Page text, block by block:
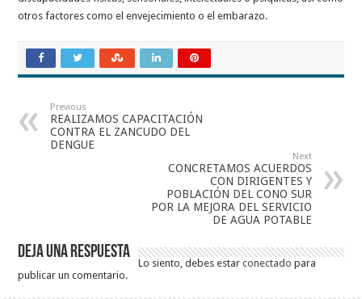
otros factores como el envejecimiento o el embarazo.
Previous
REALIZAMOS CAPACITACIÓN
CONTRA EL ZANCUDO DEL
DENGUE
Next
CONCRETAMOS ACUERDOS
CON DIRIGENTES Y
POBLACIÓN DEL CONO SUR
POR LA MEJORA DEL SERVICIO
DE AGUA POTABLE
Deja una respuesta
Lo siento, debes estarconectado para
publicar un comentario.